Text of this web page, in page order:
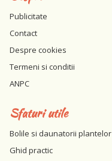
Publicitate
Contact
Despre cookies
Termeni si conditii
ANPC
Sfaturi utile
Bolile si daunatorii plantelor
Ghid practic